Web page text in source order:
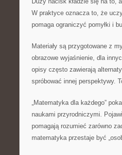
W praktyce oznacza to, że
pomaga ograniczyć pomyłki i
Materiały są przygotowane z
obrazowe wyjaśnienie, dla
opisy często zawierają
spróbować innej perspektywy.
„Matematyka dla każdego”
naukami przyrodniczymi.
pomagają rozumieć zarówno
matematyka przestaje być